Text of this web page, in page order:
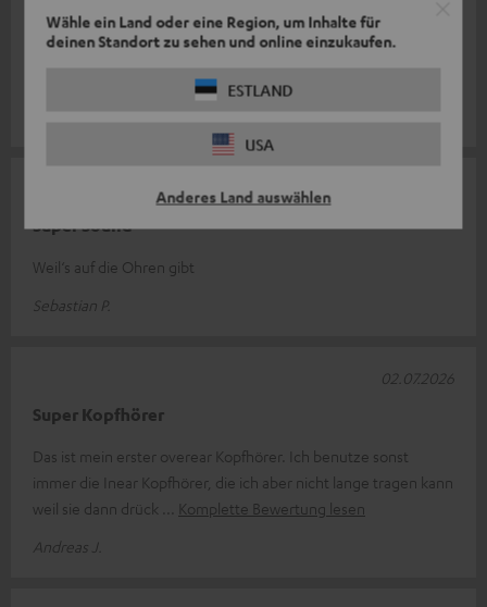
Wähle ein Land oder eine Region, um Inhalte für
deinen Standort zu sehen und online einzukaufen.
ESTLAND
USA
Anderes Land auswählen
Hervorragender Klang, ein durchdachtes Konzept und
Super Sound
Weil‘s auf die Ohren gibt
Sebastian P.
Super Kopfhörer
Das ist mein erster overear Kopfhörer. Ich benutze sonst
immer die Inear Kopfhörer, die ich aber nicht lange tragen kann
weil sie dann drück
Komplette Bewertung lesen
Andreas J.
02.07.2026